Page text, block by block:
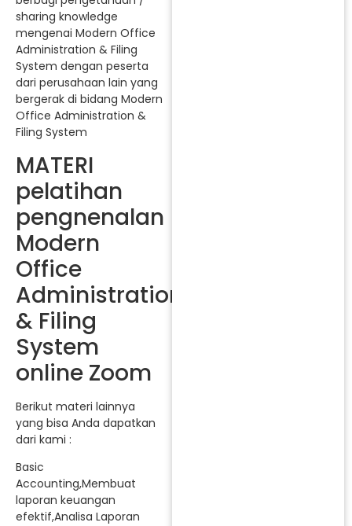
sharing knowledge
mengenai Modern Office
Administration & Filing
System dengan peserta
dari perusahaan lain yang
bergerak di bidang Modern
Office Administration &
Filing System
MATERI
pelatihan
pengnenalan
Modern
Office
Administration
& Filing
System
online Zoom
Berikut materi lainnya
yang bisa Anda dapatkan
dari kami :
Basic
Accounting,Membuat
laporan keuangan
efektif,Analisa Laporan